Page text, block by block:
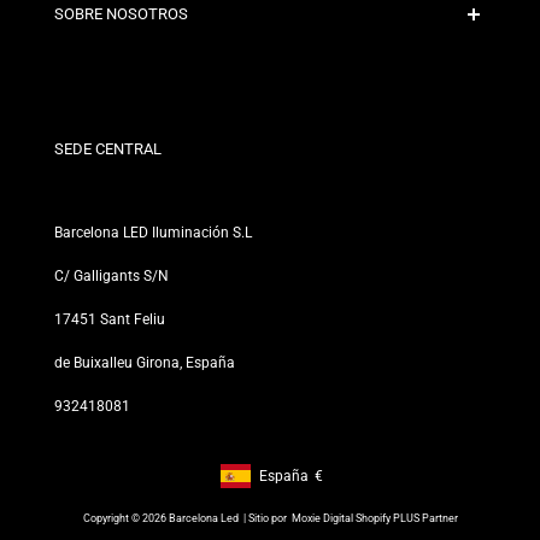
Contacto
SOBRE NOSOTROS
Nuestras Tiendas
SEDE CENTRAL
Barcelona LED Iluminación S.L
C/ Galligants S/N
17451 Sant Feliu
de Buixalleu Girona, España
932418081
Footer: España, €
España €
Copyright © 2026 Barcelona Led | Sitio por Moxie Digital Shopify PLUS Partner